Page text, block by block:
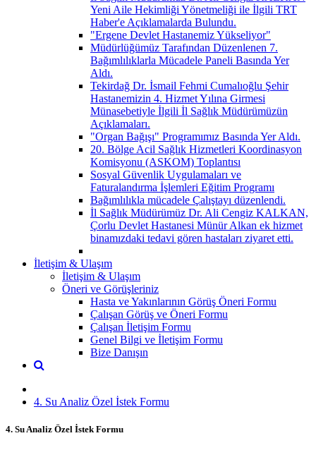
Yeni Aile Hekimliği Yönetmeliği ile İlgili TRT
Haber'e Açıklamalarda Bulundu.
"Ergene Devlet Hastanemiz Yükseliyor"
Müdürlüğümüz Tarafından Düzenlenen 7.
Bağımlılıklarla Mücadele Paneli Basında Yer
Aldı.
Tekirdağ Dr. İsmail Fehmi Cumalıoğlu Şehir
Hastanemizin 4. Hizmet Yılına Girmesi
Münasebetiyle İlgili İl Sağlık Müdürümüzün
Açıklamaları.
"Organ Bağışı" Programımız Basında Yer Aldı.
20. Bölge Acil Sağlık Hizmetleri Koordinasyon
Komisyonu (ASKOM) Toplantısı
Sosyal Güvenlik Uygulamaları ve
Faturalandırma İşlemleri Eğitim Programı
Bağımlılıkla mücadele Çalıştayı düzenlendi.
İl Sağlık Müdürümüz Dr. Ali Cengiz KALKAN,
Çorlu Devlet Hastanesi Münür Alkan ek hizmet
binamızdaki tedavi gören hastaları ziyaret etti.
İletişim & Ulaşım
İletişim & Ulaşım
Öneri ve Görüşleriniz
Hasta ve Yakınlarının Görüş Öneri Formu
Çalışan Görüş ve Öneri Formu
Çalışan İletişim Formu
Genel Bilgi ve İletişim Formu
Bize Danışın
4. Su Analiz Özel İstek Formu
4. Su Analiz Özel İstek Formu